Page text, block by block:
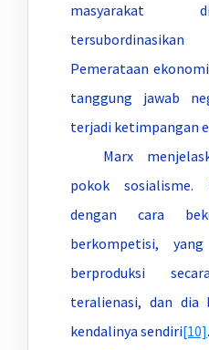
masyarakat
Pemerataan
tanggung jawab
terjadi ketimpangan
Marx
pokok sosialisme.
dengan cara
berkompetisi,
berproduksi
teralienasi, dan dia
kendalinya sendiri[10].